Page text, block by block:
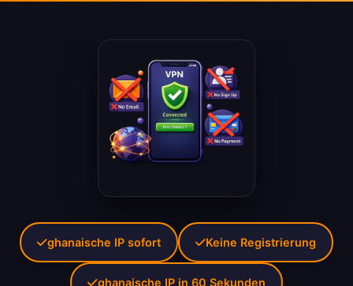
ghanaische IP sofort Keine Registrierung
ghanaische IP in 60 Sekunden